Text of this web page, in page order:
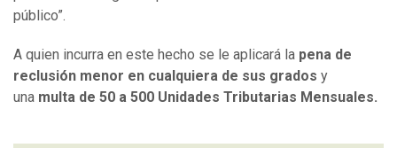
público”.
A quien incurra en este hecho se le aplicará la pena de
reclusión menor en cualquiera de sus grados y
una multa de 50 a 500 Unidades Tributarias Mensuales.